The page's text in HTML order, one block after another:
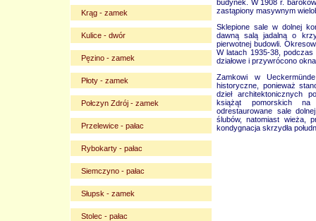
Krąg - zamek
Kulice - dwór
Pęzino - zamek
Płoty - zamek
Połczyn Zdrój - zamek
Przelewice - pałac
Rybokarty - pałac
Siemczyno - pałac
Słupsk - zamek
Stolec - pałac
budynek. W 1908 r.
zastąpiony masywnym
Sklepione sale w dolnej
dawną salą jadalną o
pierwotnej budowli.
W latach 1935-38,
działowe i przywrócono
Zamkowi w
historyczne, ponieważ
dzieł architektonicznych
książąt pomorskich
odrestaurowane sale
ślubów, natomiast wieża,
kondygnacja skrzydła